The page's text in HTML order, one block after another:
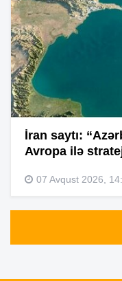
İran saytı:
Avropa ilə
07 Avqust 2026,